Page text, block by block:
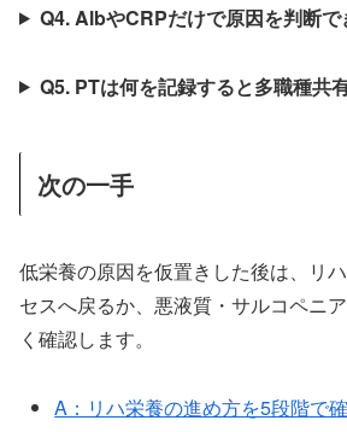
Q4. AlbやCRPだけで原因を判断で
Q5. PTは何を記録すると多職種共
次の一手
低栄養の原因を仮置きした後は、リ
セスへ戻るか、悪液質・サルコペニ
く確認します。
A：リハ栄養の進め方を5段階で